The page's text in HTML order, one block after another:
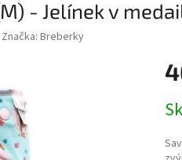
- Jelínek v
Značka: Breberky